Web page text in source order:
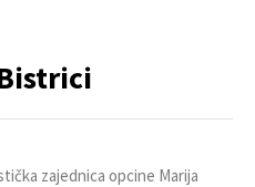
zajednica opcine Marija